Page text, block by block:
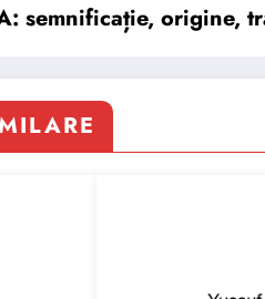
semnificație, origine,